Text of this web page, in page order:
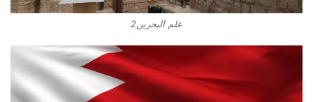
علم البحرين2